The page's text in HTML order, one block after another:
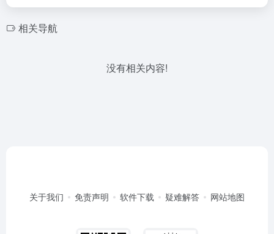
相关导航
没有相关内容!
关于我们 免责声明 软件下载 疑难解答 网站地图